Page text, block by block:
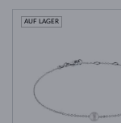
AUF LAGER